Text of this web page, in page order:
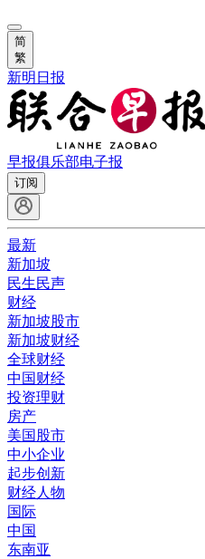
简
繁
新明日报
早报俱乐部电子报
订阅
最新
新加坡
民生民声
财经
新加坡股市
新加坡财经
全球财经
中国财经
投资理财
房产
美国股市
中小企业
起步创新
财经人物
国际
中国
东南亚